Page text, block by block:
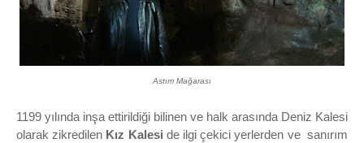
Astım Mağarası
1199 yılında inşa ettirildiği bilinen ve halk arasında Deniz Kalesi
olarak zikredilen Kız Kalesi de ilgi çekici yerlerden ve sanırım